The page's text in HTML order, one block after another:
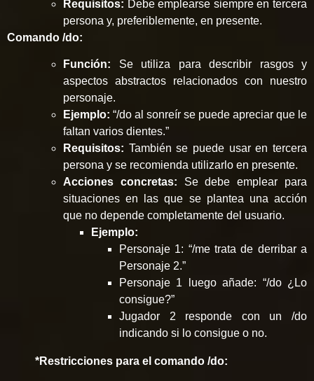
Requisitos: Debe emplearse siempre en tercera
persona y, preferiblemente, en presente.
Comando /do:
Función: Se utiliza para describir rasgos y
aspectos abstractos relacionados con nuestro
personaje.
Ejemplo: “/do al sonreír se puede apreciar que le
faltan varios dientes.”
Requisitos: También se puede usar en tercera
persona y se recomienda utilizarlo en presente.
Acciones concretas: Se debe emplear para
situaciones en las que se plantea una acción
que no depende completamente del usuario.
Ejemplo:
Personaje 1: “/me trata de derribar a
Personaje 2.”
Personaje 1 luego añade: “/do ¿Lo
consigue?”
Jugador 2 responde con un /do
indicando si lo consigue o no.
*Restricciones para el comando /do: